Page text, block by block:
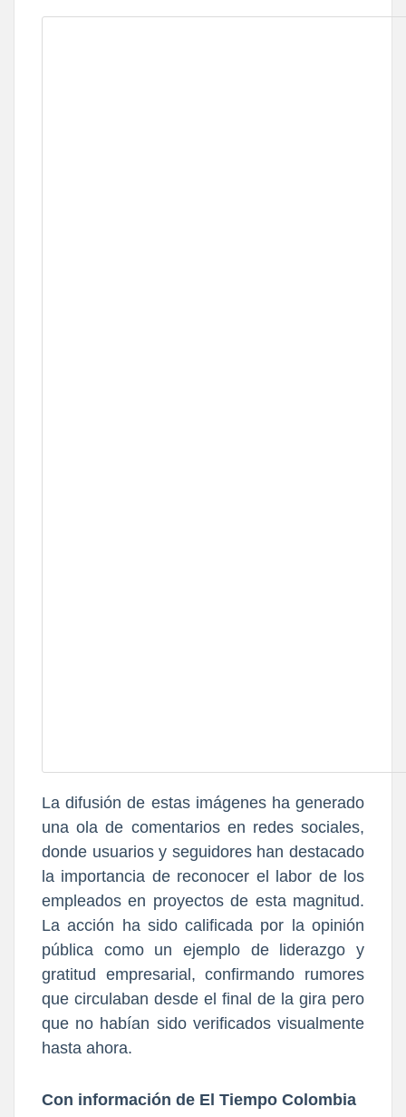
La difusión de estas imágenes ha generado
una ola de comentarios en redes sociales,
donde usuarios y seguidores han destacado
la importancia de reconocer el labor de los
empleados en proyectos de esta magnitud.
La acción ha sido calificada por la opinión
pública como un ejemplo de liderazgo y
gratitud empresarial, confirmando rumores
que circulaban desde el final de la gira pero
que no habían sido verificados visualmente
hasta ahora.
Con información de El Tiempo Colombia